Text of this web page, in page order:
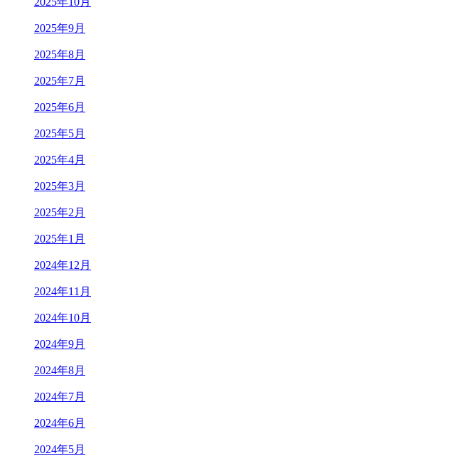
2025年9月
2025年8月
2025年7月
2025年6月
2025年5月
2025年4月
2025年3月
2025年2月
2025年1月
2024年12月
2024年11月
2024年10月
2024年9月
2024年8月
2024年7月
2024年6月
2024年5月